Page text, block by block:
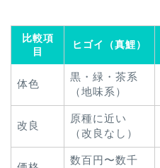
比較項
目
ヒゴイ（真鯉）
体色
黒・緑・茶系
（地味系）
改良
原種に近い
（改良なし）
数百円〜数千